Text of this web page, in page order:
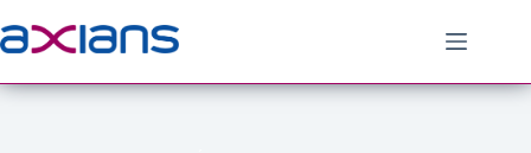
au
contenu